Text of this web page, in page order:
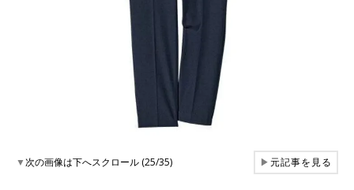
▼次の画像は下へスクロール (25/35) ▶元記事を見る